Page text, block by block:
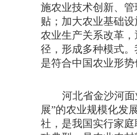
施农业技术创新、
贴；加大农业基础
农业生产关系改革
径，形成多种模式。
是符合中国农业形
河北省金沙河
展”的农业规模化发
社，是我国实行家